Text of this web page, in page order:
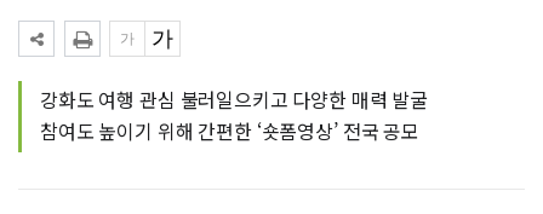
강화도 여행 관심 불러일으키고 다양한 매력 발굴
참여도 높이기 위해 간편한 ‘숏폼영상’ 전국 공모